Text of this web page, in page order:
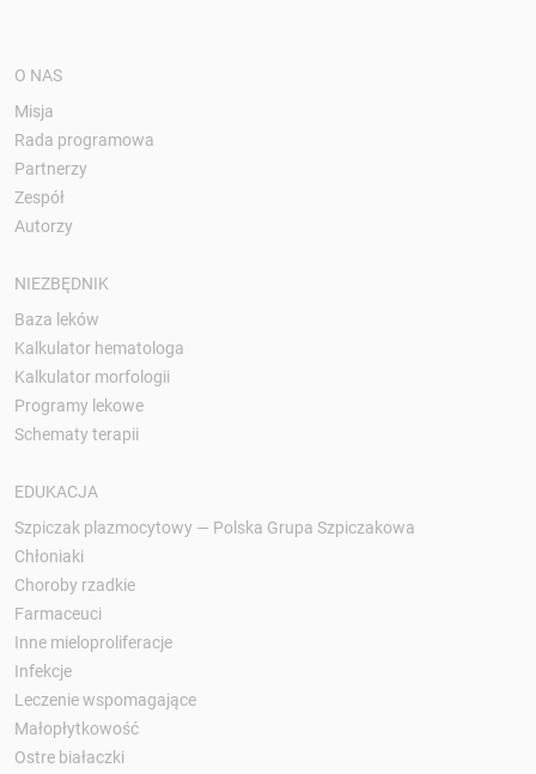
O NAS
Misja
Rada programowa
Partnerzy
Zespół
Autorzy
NIEZBĘDNIK
Baza leków
Kalkulator hematologa
Kalkulator morfologii
Programy lekowe
Schematy terapii
EDUKACJA
Szpiczak plazmocytowy — Polska Grupa Szpiczakowa
Chłoniaki
Choroby rzadkie
Farmaceuci
Inne mieloproliferacje
Infekcje
Leczenie wspomagające
Małopłytkowość
Ostre białaczki